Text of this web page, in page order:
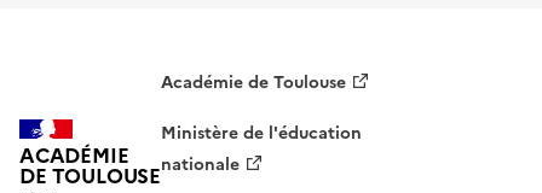
ACADÉMIE
DE TOULOUSE
Académie de Toulouse
Ministère de l'éducation
nationale